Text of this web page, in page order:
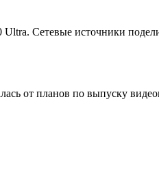
Сетевые источники
от планов по выпуску